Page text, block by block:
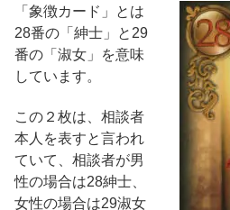
「象徴カード」とは
28番の「紳士」と29
番の「淑女」を意味
しています。
この２枚は、相談者
本人を表すと言われ
ていて、相談者が男
性の場合は28紳士、
女性の場合は29淑女